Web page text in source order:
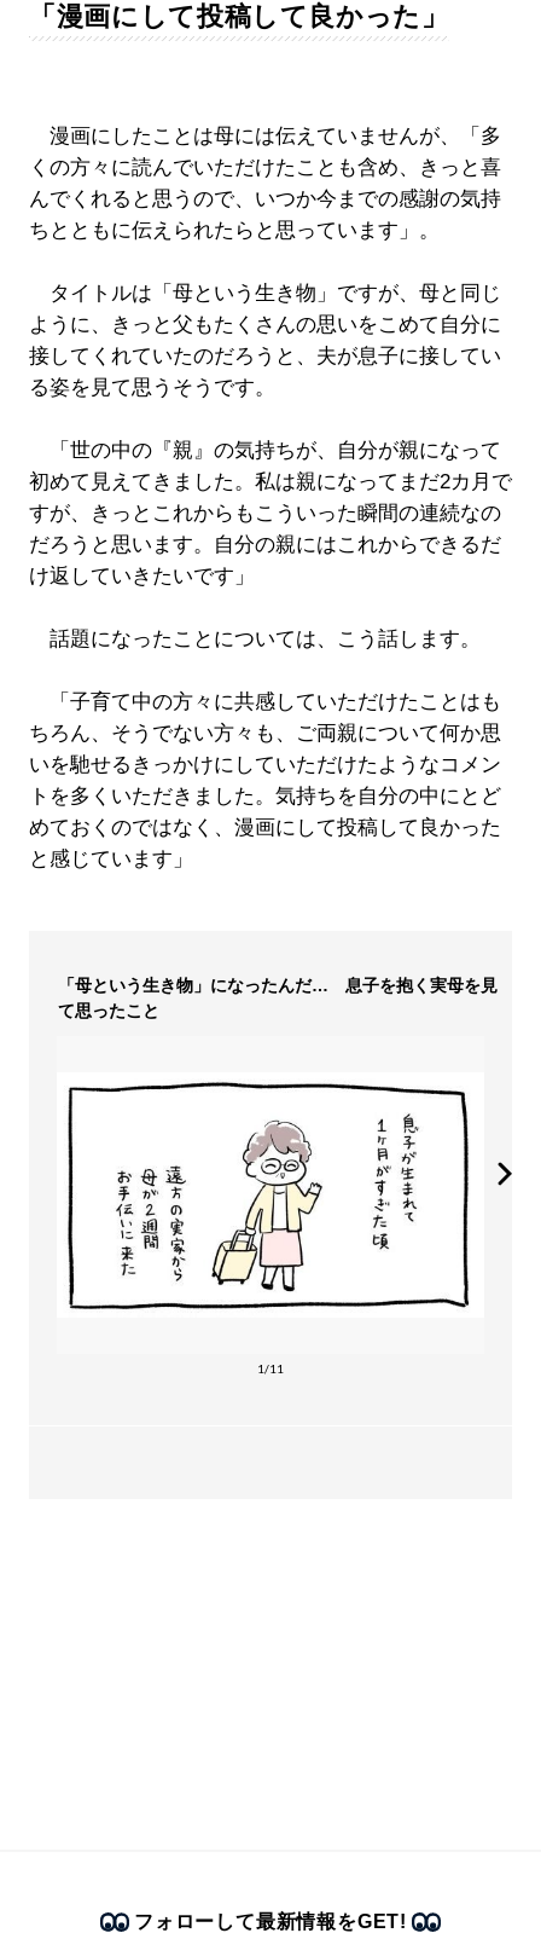
「漫画にして投稿して良かった」
漫画にしたことは母には伝えていませんが、「多
くの方々に読んでいただけたことも含め、きっと喜
んでくれると思うので、いつか今までの感謝の気持
ちとともに伝えられたらと思っています」。
タイトルは「母という生き物」ですが、母と同じ
ように、きっと父もたくさんの思いをこめて自分に
接してくれていたのだろうと、夫が息子に接してい
る姿を見て思うそうです。
「世の中の『親』の気持ちが、自分が親になって
初めて見えてきました。私は親になってまだ2カ月で
すが、きっとこれからもこういった瞬間の連続なの
だろうと思います。自分の親にはこれからできるだ
け返していきたいです」
話題になったことについては、こう話します。
「子育て中の方々に共感していただけたことはも
ちろん、そうでない方々も、ご両親について何か思
いを馳せるきっかけにしていただけたようなコメン
トを多くいただきました。気持ちを自分の中にとど
めておくのではなく、漫画にして投稿して良かった
と感じています」
「母という生き物」になったんだ… 息子を抱く実母を見
て思ったこと
1/11
フォローして最新情報をGET!